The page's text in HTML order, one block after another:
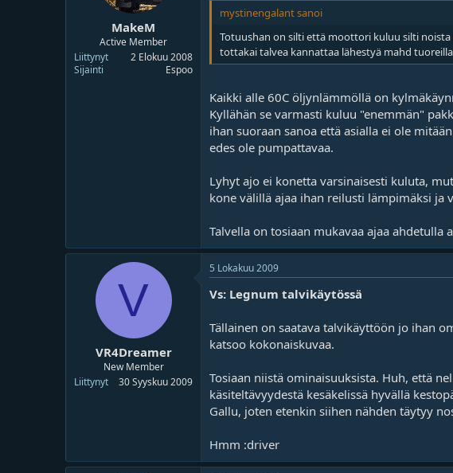
MakeM
Active Member
Liittynyt
2 Elokuu 2008
Sijainti
Espoo
mystinengalant sanoi
Totuushan on silti että moottori kuluu silti noista
tottakai talvea kannattaa lähestyä mahd
Kaikki alle 60C öljynlämmöllä on
Kyllähän se varmasti kuluu "enemmän"
ihan suoraan sanoa että asialla ei ole
edes ole pumpattavaa.
Lyhyt ajo ei konetta varsinaisesti kuluta,
kone välillä ajaa ihan reilusti lämpimäksi ja
Talvella on tosiaan mukavaa ajaa
V
VR4Dreamer
New Member
Liittynyt
30 Syyskuu 2009
5 Lokakuu 2009
Vs: Legnum talvikäytössä
Tällainen on saatava talvikäyttöön jo ihan
katsoo kokonaiskuvaa.
Tosiaan niistä ominaisuuksista. Huh, että
käsiteltävyydestä kesäkelissä hyvällä
Gallu, joten etenkin siihen nähden täytyy
Hmm :driver